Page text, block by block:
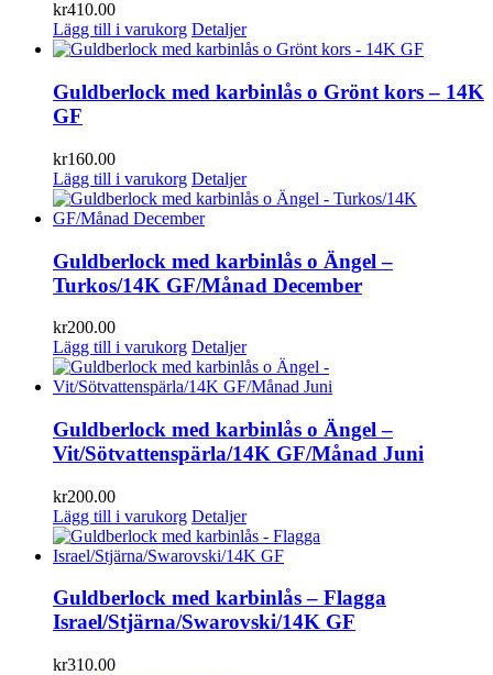
kr410.00
Lägg till i varukorg Detaljer
Guldberlock med karbinlås o Grönt kors – 14K
GF
kr160.00
Lägg till i varukorg Detaljer
Guldberlock med karbinlås o Ängel –
Turkos/14K GF/Månad December
kr200.00
Lägg till i varukorg Detaljer
Guldberlock med karbinlås o Ängel –
Vit/Sötvattenspärla/14K GF/Månad Juni
kr200.00
Lägg till i varukorg Detaljer
Guldberlock med karbinlås – Flagga
Israel/Stjärna/Swarovski/14K GF
kr310.00